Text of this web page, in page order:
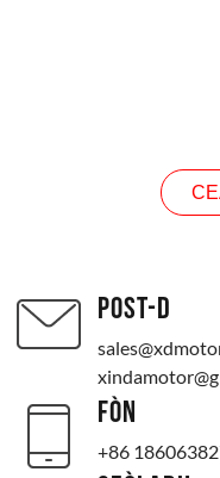
POST-D
FÒN
+86